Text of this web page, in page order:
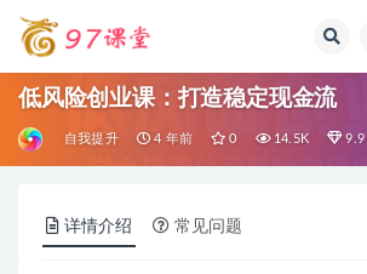
低风险创业课：打造稳定现金流
自我提升 4 年前 0 14.5K 9.9
详情介绍 常见问题